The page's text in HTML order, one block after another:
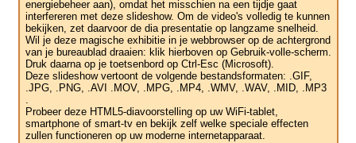
energiebeheer aan), omdat het misschien na een tijdje gaat
interfereren met deze slideshow. Om de video's volledig te kunnen
bekijken, zet daarvoor de dia presentatie op langzame snelheid.
Wil je deze magische exhibitie in je webbrowser op de achtergrond
van je bureaublad draaien: klik hierboven op Gebruik-volle-scherm.
Druk daarna op je toetsenbord op Ctrl-Esc (Microsoft).
Deze slideshow vertoont de volgende bestandsformaten: .GIF,
.JPG, .PNG, .AVI .MOV, .MPG, .MP4, .WMV, .WAV, .MID, .MP3
.
Probeer deze HTML5-diavoorstelling op uw WiFi-tablet,
smartphone of smart-tv en bekijk zelf welke speciale effecten
zullen functioneren op uw moderne internetapparaat.